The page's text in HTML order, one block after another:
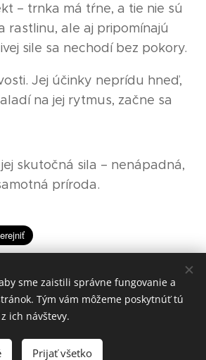
– trnka má tŕne, a tie nie sú
rastlinu, ale aj pripomínajú
sile sa nechodí bez pokory.
Jej účinky neprídu hneď,
na jej rytmus, začne sa
skutočná sila – nenápadná,
príroda.
sme zaistili správne fungovanie a
Tým vám môžeme poskytnúť tú
ich návštevy.
Prijať všetko